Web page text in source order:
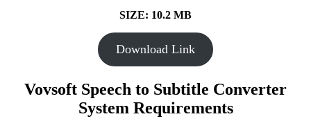
SIZE: 10.2 MB
Download Link
Vovsoft Speech to Subtitle Converter
System Requirements